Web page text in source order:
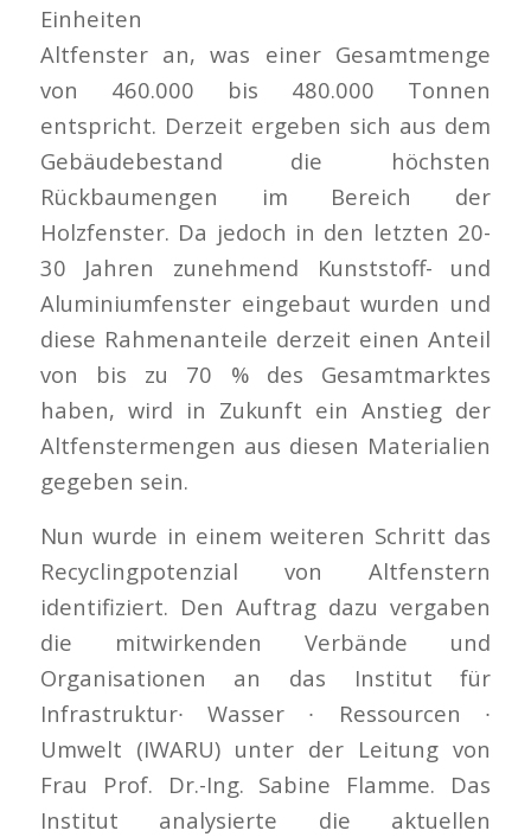
Einheiten
Altfenster an, was einer Gesamtmenge
von 460.000 bis 480.000 Tonnen
entspricht. Derzeit ergeben sich aus dem
Gebäudebestand die höchsten
Rückbaumengen im Bereich der
Holzfenster. Da jedoch in den letzten 20-
30 Jahren zunehmend Kunststoff- und
Aluminiumfenster eingebaut wurden und
diese Rahmenanteile derzeit einen Anteil
von bis zu 70 % des Gesamtmarktes
haben, wird in Zukunft ein Anstieg der
Altfenstermengen aus diesen Materialien
gegeben sein.
Nun wurde in einem weiteren Schritt das
Recyclingpotenzial von Altfenstern
identifiziert. Den Auftrag dazu vergaben
die mitwirkenden Verbände und
Organisationen an das Institut für
Infrastruktur∙ Wasser ∙ Ressourcen ∙
Umwelt (IWARU) unter der Leitung von
Frau Prof. Dr.-Ing. Sabine Flamme. Das
Institut analysierte die aktuellen